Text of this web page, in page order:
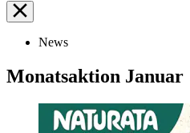
News
Monatsaktion Januar